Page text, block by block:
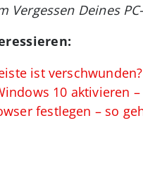
Vergessen Deines
ist
10 aktivieren –
festlegen – so